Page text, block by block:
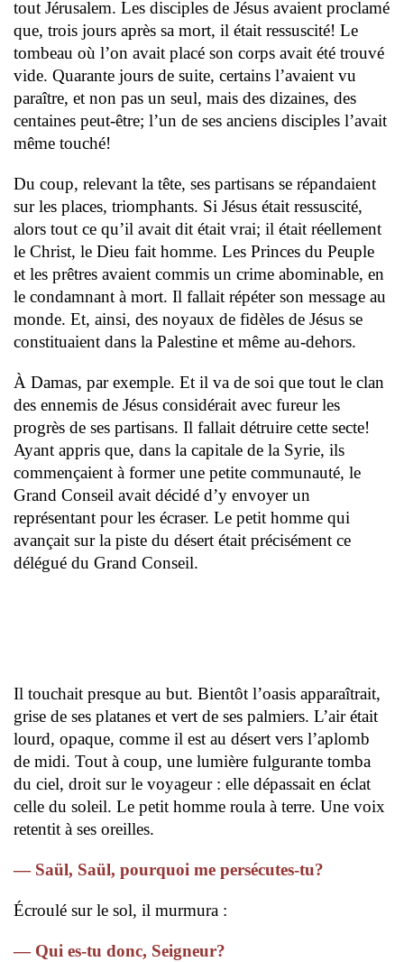
tout Jérusalem. Les disciples de Jésus avaient proclamé
que, trois jours après sa mort, il était ressuscité! Le
tombeau où l’on avait placé son corps avait été trouvé
vide. Quarante jours de suite, certains l’avaient vu
paraître, et non pas un seul, mais des dizaines, des
centaines peut-être; l’un de ses anciens disciples l’avait
même touché!
Du coup, relevant la tête, ses partisans se répandaient
sur les places, triomphants. Si Jésus était ressuscité,
alors tout ce qu’il avait dit était vrai; il était réellement
le Christ, le Dieu fait homme. Les Princes du Peuple
et les prêtres avaient commis un crime abominable, en
le condamnant à mort. Il fallait répéter son message au
monde. Et, ainsi, des noyaux de fidèles de Jésus se
constituaient dans la Palestine et même au-dehors.
À Damas, par exemple. Et il va de soi que tout le clan
des ennemis de Jésus considérait avec fureur les
progrès de ses partisans. Il fallait détruire cette secte!
Ayant appris que, dans la capitale de la Syrie, ils
commençaient à former une petite communauté, le
Grand Conseil avait décidé d’y envoyer un
représentant pour les écraser. Le petit homme qui
avançait sur la piste du désert était précisément ce
délégué du Grand Conseil.
Il touchait presque au but. Bientôt l’oasis apparaîtrait,
grise de ses platanes et vert de ses palmiers. L’air était
lourd, opaque, comme il est au désert vers l’aplomb
de midi. Tout à coup, une lumière fulgurante tomba
du ciel, droit sur le voyageur : elle dépassait en éclat
celle du soleil. Le petit homme roula à terre. Une voix
retentit à ses oreilles.
— Saül, Saül, pourquoi me persécutes-tu?
Écroulé sur le sol, il murmura :
— Qui es-tu donc, Seigneur?